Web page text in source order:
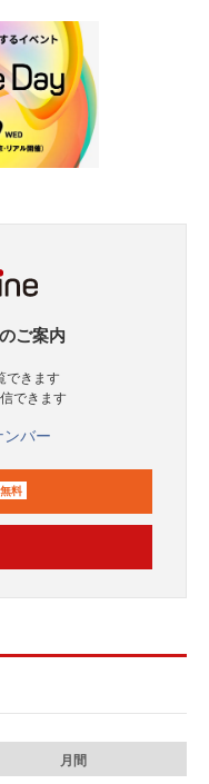
のご案内
できます
できます
ンバー
無料
月間